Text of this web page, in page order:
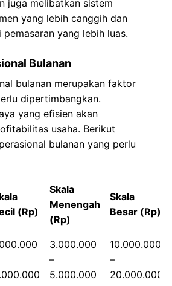
juga melibatkan sistem
yang lebih canggih dan
pemasaran yang lebih luas.
Bulanan
bulanan merupakan faktor
dipertimbangkan.
yang efisien akan
usaha. Berikut
bulanan yang perlu
(Rp)
Skala
Menengah
(Rp)
Skala
Besar (Rp)
3.000.000
–
5.000.000
10.000.000
–
20.000.000